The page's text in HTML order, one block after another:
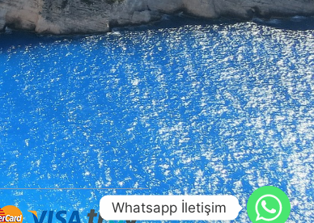
Whatsapp İletişim